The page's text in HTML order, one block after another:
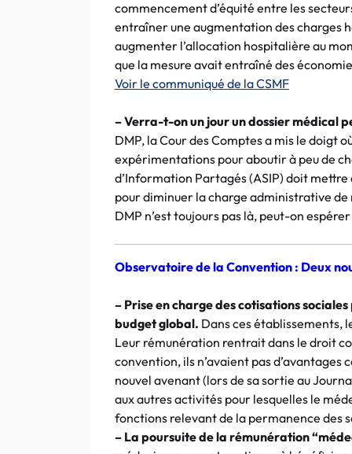
commencement d’équité entre les
entraîner une augmentation des charges
augmenter l’allocation hospitalière au
que la mesure avait entraîné des
Voir le communiqué de laCSMF
– Verra-t-on un jour un dossier médical
DMP, la Cour des Comptes a mis le doigt
expérimentations pour aboutir à peu de
d’Information Partagés (ASIP) doit mettre
pour diminuer la charge administrative
DMP n’est toujours pas là, peut-on
Observatoire de la Convention : Deux
– Prise en charge des cotisations
budget global. Dans ces établissements,
Leur rémunération rentrait dans le droit
convention, ils n’avaient pas
nouvel avenant (lors de sa sortie au
aux autres activités pour lesquelles le
fonctions relevant de la permanence des
– La poursuite de la rémunération